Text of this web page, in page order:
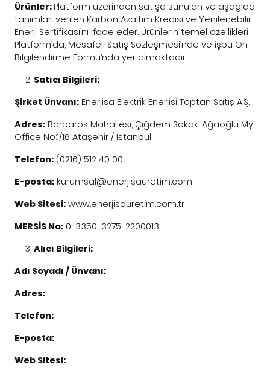
Ürünler: Platform üzerinden satışa sunulan ve aşağıda
tanımları verilen Karbon Azaltım Kredisi ve Yenilenebilir
Enerji Sertifikası’nı ifade eder. Ürünlerin temel özellikleri
Platform’da, Mesafeli Satış Sözleşmesi’nde ve işbu Ön
Bilgilendirme Formu’nda yer almaktadır.
Satıcı Bilgileri:
Şirket Ünvanı: Enerjisa Elektrik Enerjisi Toptan Satış A.Ş.
Adres: Barbaros Mahallesi, Çiğdem Sokak. Ağaoğlu My
Office No:1/16 Ataşehir / İstanbul
Telefon: (0216) 512 40 00
E-posta: kurumsal@enerjisauretim.com
Web Sitesi: www.enerjisauretim.com.tr
MERSİS No: 0-3350-3275-2200013
Alıcı Bilgileri:
Adı Soyadı / Ünvanı:
Adres:
Telefon:
E-posta:
Web Sitesi: